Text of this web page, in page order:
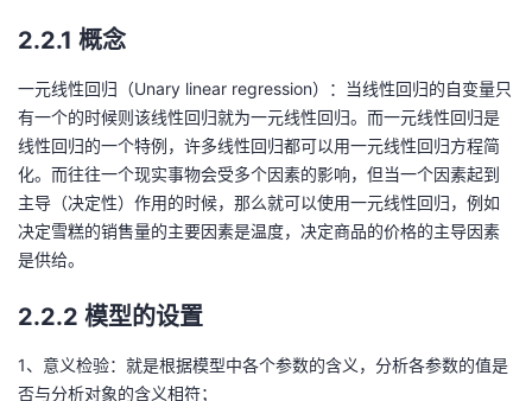
藏
2.2.1 概念
一元线性回归（Unary linear regression）：当线性回归的自变量只
有一个的时候则该线性回归就为一元线性回归。而一元线性回归是
线性回归的一个特例，许多线性回归都可以用一元线性回归方程简
化。而往往一个现实事物会受多个因素的影响，但当一个因素起到
主导（决定性）作用的时候，那么就可以使用一元线性回归，例如
决定雪糕的销售量的主要因素是温度，决定商品的价格的主导因素
是供给。
2.2.2 模型的设置
1、意义检验：就是根据模型中各个参数的含义，分析各参数的值是
否与分析对象的含义相符；